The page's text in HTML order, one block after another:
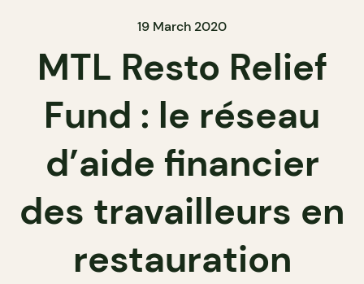
19 March 2020
MTL Resto Relief
Fund : le réseau
d’aide financier
des travailleurs en
restauration